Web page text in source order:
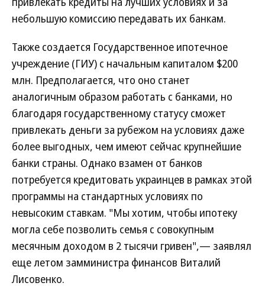
небольшую комиссию передавать их банкам.
Также создается Государственное ипотечное
учреждение (ГИУ) с начальным капиталом $200
млн. Предполагается, что оно станет
аналогичным образом работать с банками, но
благодаря государственному статусу сможет
привлекать деньги за рубежом на условиях даже
более выгодных, чем имеют сейчас крупнейшие
банки страны. Однако взамен от банков
потребуется кредитовать украинцев в рамках этой
программы на стандартных условиях по
невысоким ставкам. "Мы хотим, чтобы ипотеку
могла себе позволить семья с совокупным
месячным доходом в 2 тысячи гривен",— заявлял
еще летом замминистра финансов Виталий
Лисовенко.